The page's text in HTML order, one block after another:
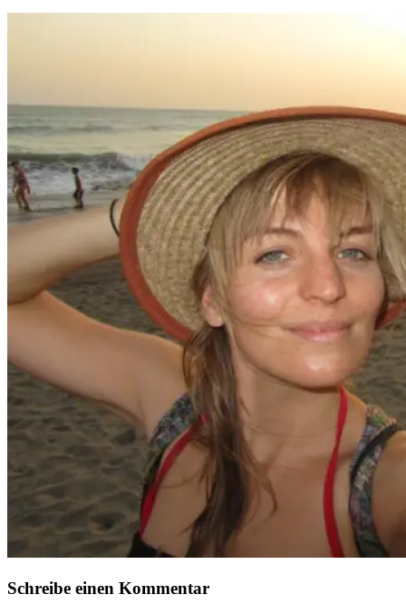
Schreibe einen Kommentar